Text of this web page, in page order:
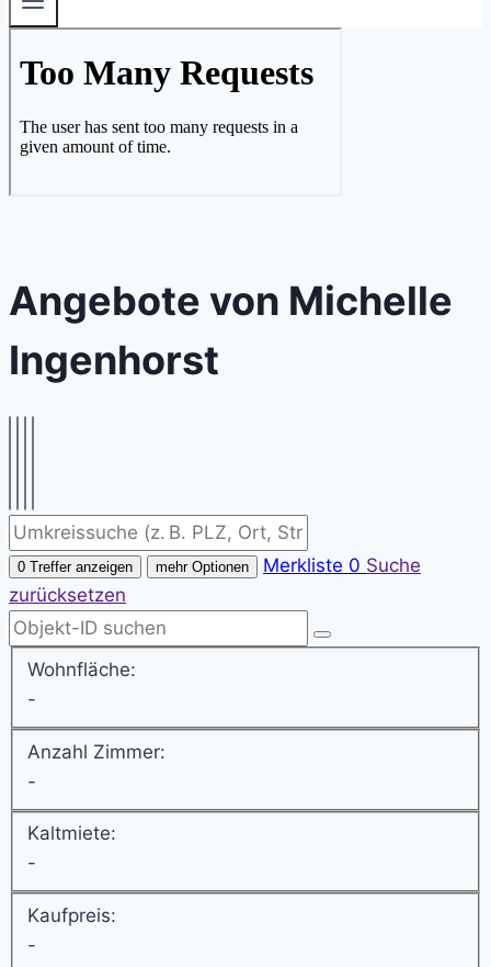
Angebote von Michelle
Ingenhorst
0 Treffer anzeigen mehr Optionen Merkliste 0 Suche
zurücksetzen
Wohnfläche:
-
Anzahl Zimmer:
-
Kaltmiete:
-
Kaufpreis:
-